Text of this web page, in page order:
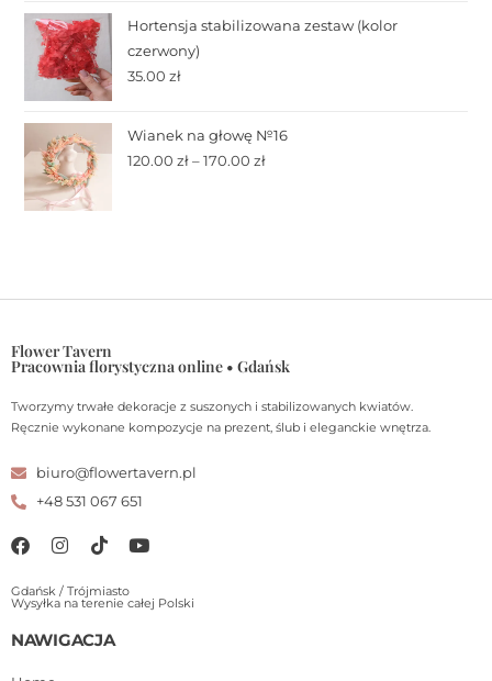
Hortensja stabilizowana zestaw (kolor
czerwony)
35.00zł
Wianek na głowę №16
120.00zł – 170.00zł
Flower Tavern
Pracownia florystyczna online • Gdańsk
Tworzymy trwałe dekoracje z suszonych i stabilizowanych kwiatów.
Ręcznie wykonane kompozycje na prezent, ślub i eleganckie wnętrza.
biuro@flowertavern.pl
+48 531 067 651
Gdańsk / Trójmiasto
Wysyłka na terenie całej Polski
NAWIGACJA